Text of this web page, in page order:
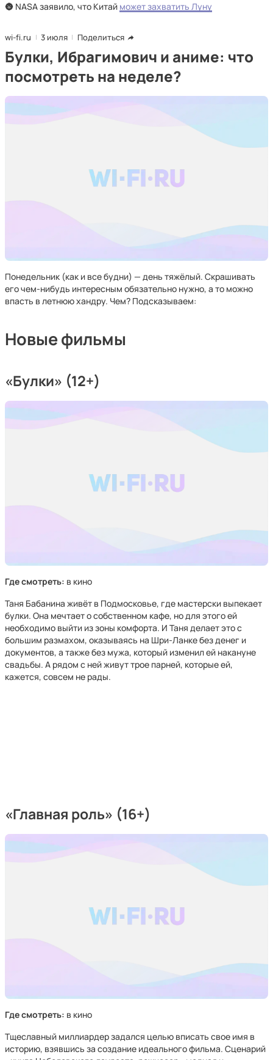
🌚 NASA заявило, что Китай может захватить Луну
wi-fi.ru 3 июля Поделиться
Булки, Ибрагимович и аниме: что
посмотреть на неделе?
Понедельник (как и все будни) — день тяжёлый. Скрашивать
его чем-нибудь интересным обязательно нужно, а то можно
впасть в летнюю хандру. Чем? Подсказываем:
Новые фильмы
«Булки» (12+)
Где смотреть: в кино
Таня Бабанина живёт в Подмосковье, где мастерски выпекает
булки. Она мечтает о собственном кафе, но для этого ей
необходимо выйти из зоны комфорта. И Таня делает это с
большим размахом, оказываясь на Шри-Ланке без денег и
документов, а также без мужа, который изменил ей накануне
свадьбы. А рядом с ней живут трое парней, которые ей,
кажется, совсем не рады.
«Главная роль» (16+)
Где смотреть: в кино
Тщеславный миллиардер задался целью вписать свое имя в
историю, взявшись за создание идеального фильма. Сценарий